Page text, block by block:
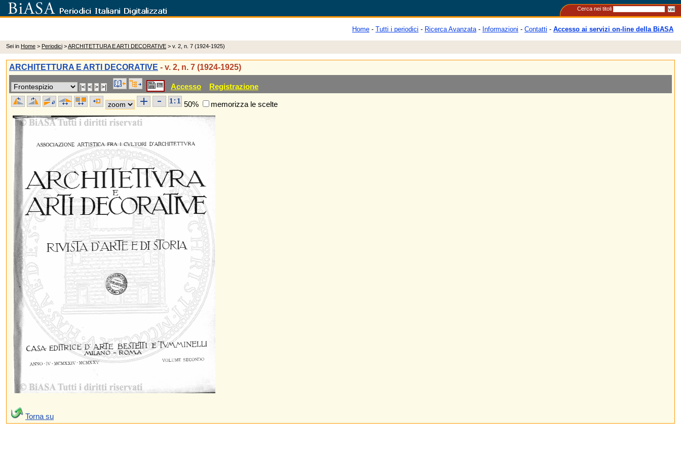
Cerca nei titoli
Home - Tutti i periodici - Ricerca Avanzata- Informazioni - Contatti - Accesso ai servizi on-line della BiASA
Sei in Home > Periodici >ARCHITETTURA E ARTI DECORATIVE > v. 2, n. 7 (1924-1925)
ARCHITETTURA E ARTI DECORATIVE - v. 2, n. 7 (1924-1925)
Accesso Registrazione
50% memorizza le scelte
Torna su